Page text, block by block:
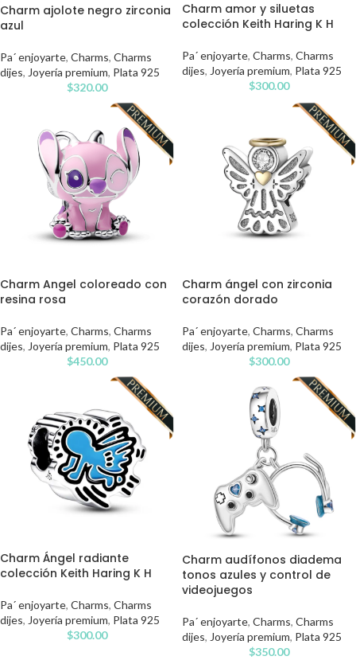
Charm ajolote negro zirconia
azul
Pa´ enjoyarte, Charms, Charms
dijes, Joyería premium, Plata 925
$320.00
Charm amor y siluetas
colección Keith Haring K H
Pa´ enjoyarte, Charms, Charms
dijes, Joyería premium, Plata 925
$300.00
Charm Angel coloreado con
resina rosa
Pa´ enjoyarte, Charms, Charms
dijes, Joyería premium, Plata 925
$450.00
Charm ángel con zirconia
corazón dorado
Pa´ enjoyarte, Charms, Charms
dijes, Joyería premium, Plata 925
$300.00
Charm Ángel radiante
colección Keith Haring K H
Pa´ enjoyarte, Charms, Charms
dijes, Joyería premium, Plata 925
$300.00
Charm audífonos diadema
tonos azules y control de
videojuegos
Pa´ enjoyarte, Charms, Charms
dijes, Joyería premium, Plata 925
$350.00